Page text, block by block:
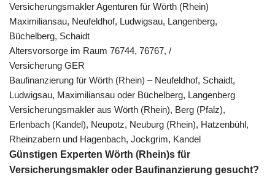
Versicherungsmakler Agenturen für Wörth (Rhein)
Maximiliansau, Neufeldhof, Ludwigsau, Langenberg,
Büchelberg, Schaidt
Altersvorsorge im Raum 76744, 76767, /
Versicherung GER
Baufinanzierung für Wörth (Rhein) – Neufeldhof, Schaidt,
Ludwigsau, Maximiliansau oder Büchelberg, Langenberg
Versicherungsmakler aus Wörth (Rhein), Berg (Pfalz),
Erlenbach (Kandel), Neupotz, Neuburg (Rhein), Hatzenbühl,
Rheinzabern und Hagenbach, Jockgrim, Kandel
Günstigen Experten Wörth (Rhein)s für
Versicherungsmakler oder Baufinanzierung gesucht?